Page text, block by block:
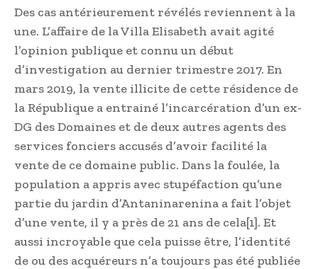
Des cas antérieurement révélés reviennent à la
une. L’affaire de la Villa Elisabeth avait agité
l’opinion publique et connu un début
d’investigation au dernier trimestre 2017. En
mars 2019, la vente illicite de cette résidence de
la République a entrainé l’incarcération d’un ex-
DG des Domaines et de deux autres agents des
services fonciers accusés d’avoir facilité la
vente de ce domaine public. Dans la foulée, la
population a appris avec stupéfaction qu’une
partie du jardin d’Antaninarenina a fait l’objet
d’une vente, il y a près de 21 ans de cela[1]. Et
aussi incroyable que cela puisse être, l’identité
de ou des acquéreurs n’a toujours pas été publiée